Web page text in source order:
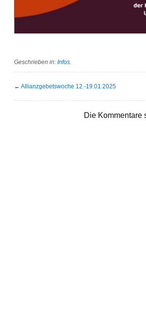
Geschrieben in: Infos
← Allianzgebetswoche 12.-19.01.2025
Die Kommentare